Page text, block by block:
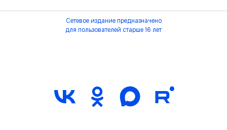
Сетевое издание предназначено
для пользователей старше 16 лет